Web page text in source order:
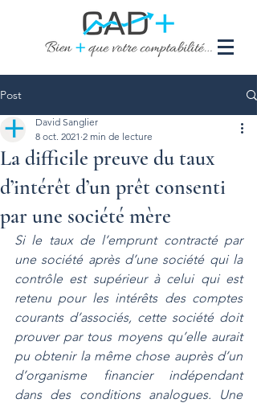
Post
La difficile preuve du taux
d’intérêt d’un prêt consenti
par une société mère
David Sanglier
8 oct. 2021 2 min de lecture
Si le taux de l’emprunt contracté par
une société après d’une société qui la
contrôle est supérieur à celui qui est
retenu pour les intérêts des comptes
courants d’associés, cette société doit
prouver par tous moyens qu’elle aurait
pu obtenir la même chose auprès d’un
d’organisme financier indépendant
dans des conditions analogues. Une